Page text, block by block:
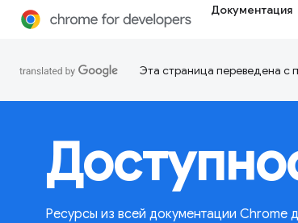
Документация
Эта страница переведена с
Ресурсы из всей документации Chrome